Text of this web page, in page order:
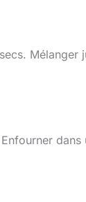
Mélanger
dans